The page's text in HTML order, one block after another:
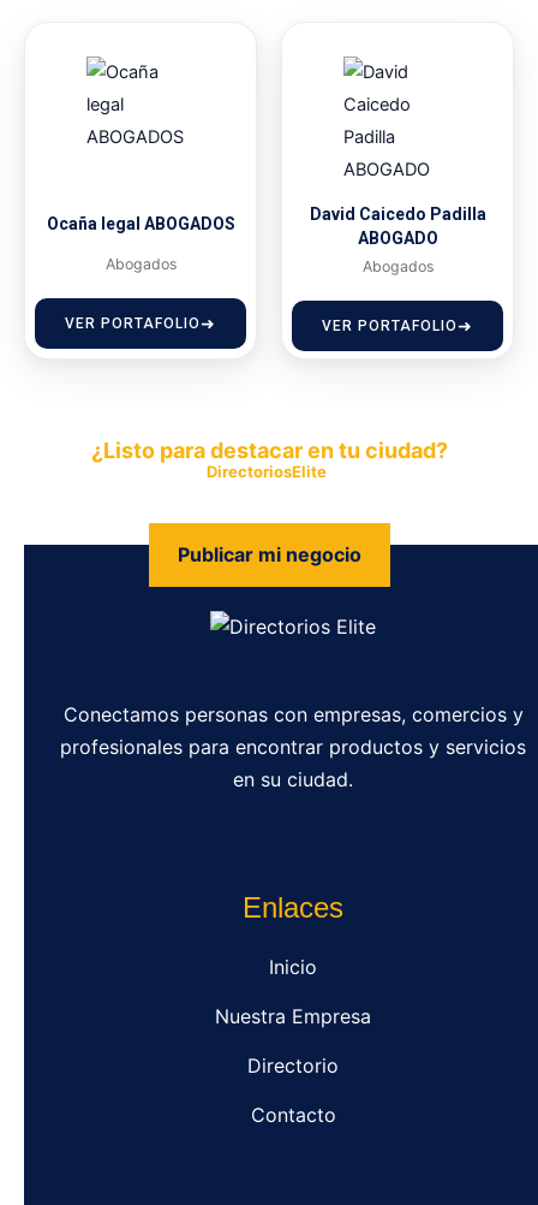
Ocaña legal ABOGADOS
Abogados
VER PORTAFOLIO
David Caicedo Padilla
ABOGADO
Abogados
VER PORTAFOLIO
¿Listo para destacar en tu ciudad?
DirectoriosElite
Publicar mi negocio
Conectamos personas con empresas, comercios y
profesionales para encontrar productos y servicios
en su ciudad.
Enlaces
Inicio
Nuestra Empresa
Directorio
Contacto